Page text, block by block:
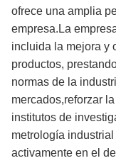
ofrece una amplia
empresa.La
incluida la mejora y
productos,
normas de la
mercados,reforzar
institutos de
metrología
activamente en el